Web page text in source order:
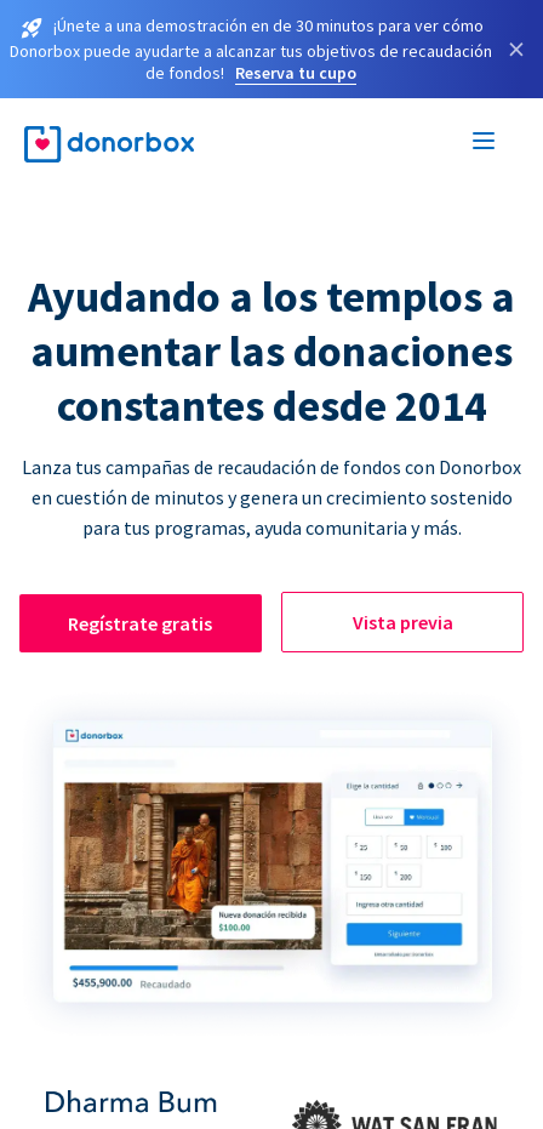
¡Únete a una demostración en de 30 minutos para ver cómo
Donorbox puede ayudarte a alcanzar tus objetivos de recaudación
de fondos!
Reserva tu cupo
×
Ayudando a los templos a
aumentar las donaciones
constantes desde 2014
Lanza tus campañas de recaudación de fondos con Donorbox
en cuestión de minutos y genera un crecimiento sostenido
para tus programas, ayuda comunitaria y más.
Regístrate gratis Vista previa